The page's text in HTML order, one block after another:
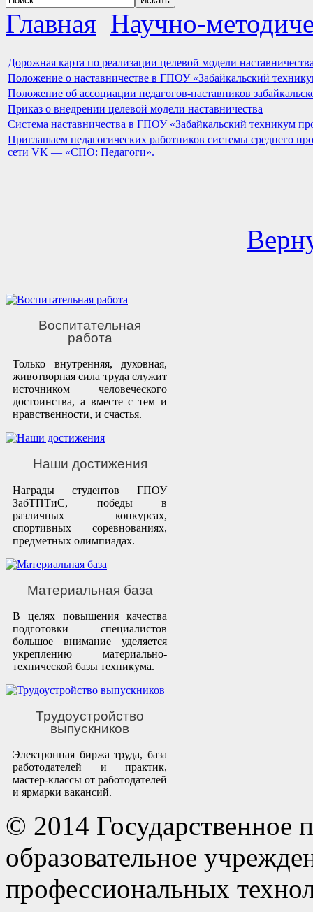
Главная Научно-
Дорожная карта по реализации целевой модели
Положение о наставничестве в ГПОУ «Забайкальский
Положение об ассоциации педагогов-наставников
Приказ о внедрении целевой модели наставничества
Система наставничества в ГПОУ «Забайкальский техникум
Приглашаем педагогических работников системы среднего
сети VK — «СПО: Педагоги».
Воспитательная
работа
Только внутренняя, духовная,
животворная сила труда служит
источником человеческого
достоинства, а вместе с тем и
нравственности, и счастья.
Наши достижения
Награды студентов ГПОУ
ЗабТПТиС, победы в
различных конкурсах,
спортивных соревнованиях,
предметных олимпиадах.
Материальная база
В целях повышения качества
подготовки специалистов
большое внимание уделяется
укреплению материально-
технической базы техникума.
Трудоустройство
выпускников
Электронная биржа труда, база
работодателей и практик,
мастер-классы от работодателей
и ярмарки вакансий.
© 2014 Государственное
образовательное
профессиональных